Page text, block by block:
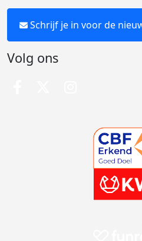
Schrijf je in voor de
Volg ons